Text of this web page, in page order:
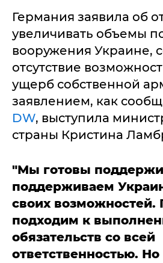
Германия заявила об
увеличивать объемы
вооружения Украине,
отсутствие
ущерб собственной
заявлением, как
DW, выступила
страны Кристина
"Мы готовы
поддерживаем
своих возможностей.
подходим к
обязательств со всей
ответственностью.